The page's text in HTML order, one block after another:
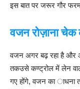
इस बात पर जरूर गौर
वजनरोज़ानाचेक
वजन अगर बढ़ रहा है और
तकउसे कण्ट्रोल में लेन
गए होंगे, वजन का ाधना